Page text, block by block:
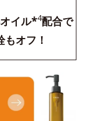
イル*4配合で
オフ！